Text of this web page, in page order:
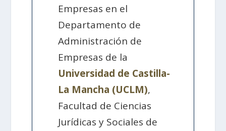
Empresas en el
Departamento de
Administración de
Empresas de la
Universidad de Castilla-
La Mancha (UCLM),
Facultad de Ciencias
Jurídicas y Sociales de